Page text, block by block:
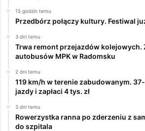
15 godzin temu
Przedbórz połączy kultury. Festiwal
3 dni temu
Trwa remont przejazdów kolejowych.
autobusów MPK w Radomsku
2 dni temu
119 km/h w terenie zabudowanym.
jazdy i zapłaci 4 tys. zł
3 dni temu
Rowerzystka ranna po zderzeniu z
do szpitala